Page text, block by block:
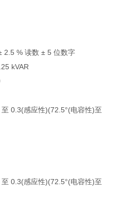
% 读数 ± 5 位数字
kVAR
0.3(感应性)(72.5°(电容性)至
0.3(感应性)(72.5°(电容性)至